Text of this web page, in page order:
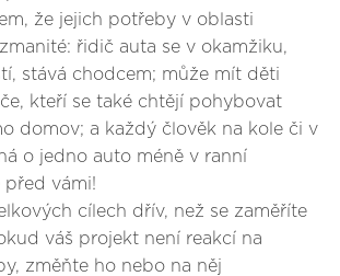
že jejich potřeby v oblasti
řidič auta se v okamžiku,
stává chodcem; může mít děti
kteří se také chtějí pohybovat
domov; a každý člověk na kole či v
o jedno auto méně v ranní
vámi!
cílech dřív, než se zaměříte
váš projekt není reakcí na
změňte ho nebo na něj